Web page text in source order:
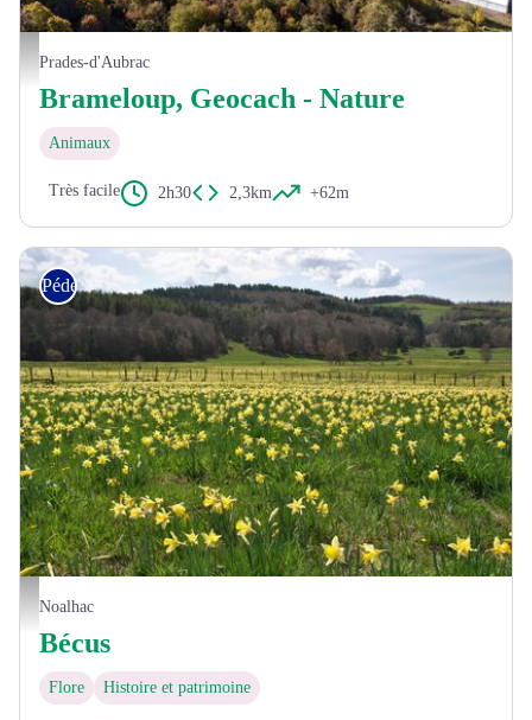
La station de Brameloup - ®Daniel Morin
Prades-d'Aubrac
Brameloup, Geocach - Nature
Animaux
Très facile 2h30 2,3km +62m
Champs de Jonquilles vers Bécus - © OT Aubrac Lozérien
Pédestre
Noalhac
Bécus
Flore Histoire et patrimoine